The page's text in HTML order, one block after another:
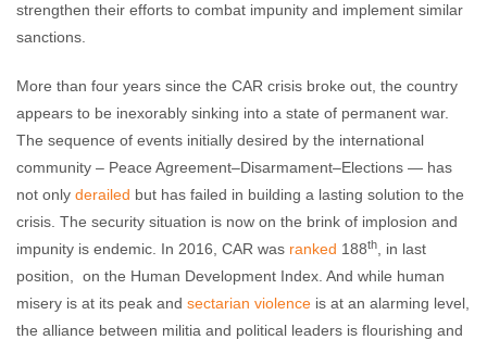
strengthen their efforts to combat impunity and implement similar
sanctions.
More than four years since the CAR crisis broke out, the country
appears to be inexorably sinking into a state of permanent war.
The sequence of events initially desired by the international
community – Peace Agreement–Disarmament–Elections — has
not only derailed but has failed in building a lasting solution to the
crisis. The security situation is now on the brink of implosion and
impunity is endemic. In 2016, CAR was ranked 188th
, in last
position, on the Human Development Index. And while human
misery is at its peak and sectarian violence is at an alarming level,
the alliance between militia and political leaders is flourishing and